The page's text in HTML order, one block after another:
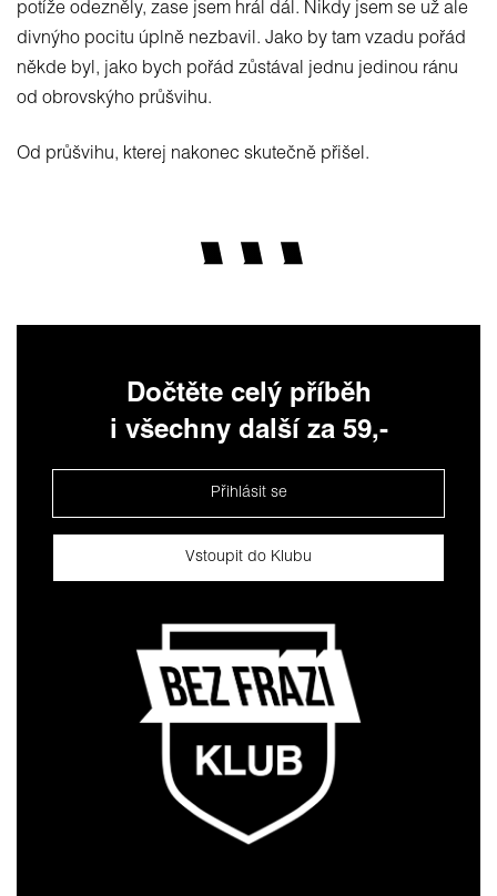
potíže odezněly, zase jsem hrál dál. Nikdy jsem se už ale
divnýho pocitu úplně nezbavil. Jako by tam vzadu pořád
někde byl, jako bych pořád zůstával jednu jedinou ránu
od obrovskýho průšvihu.
Od průšvihu, kterej nakonec skutečně přišel.
Dočtěte celý příběh
i všechny další za 59,-
Přihlásit se
Vstoupit do Klubu